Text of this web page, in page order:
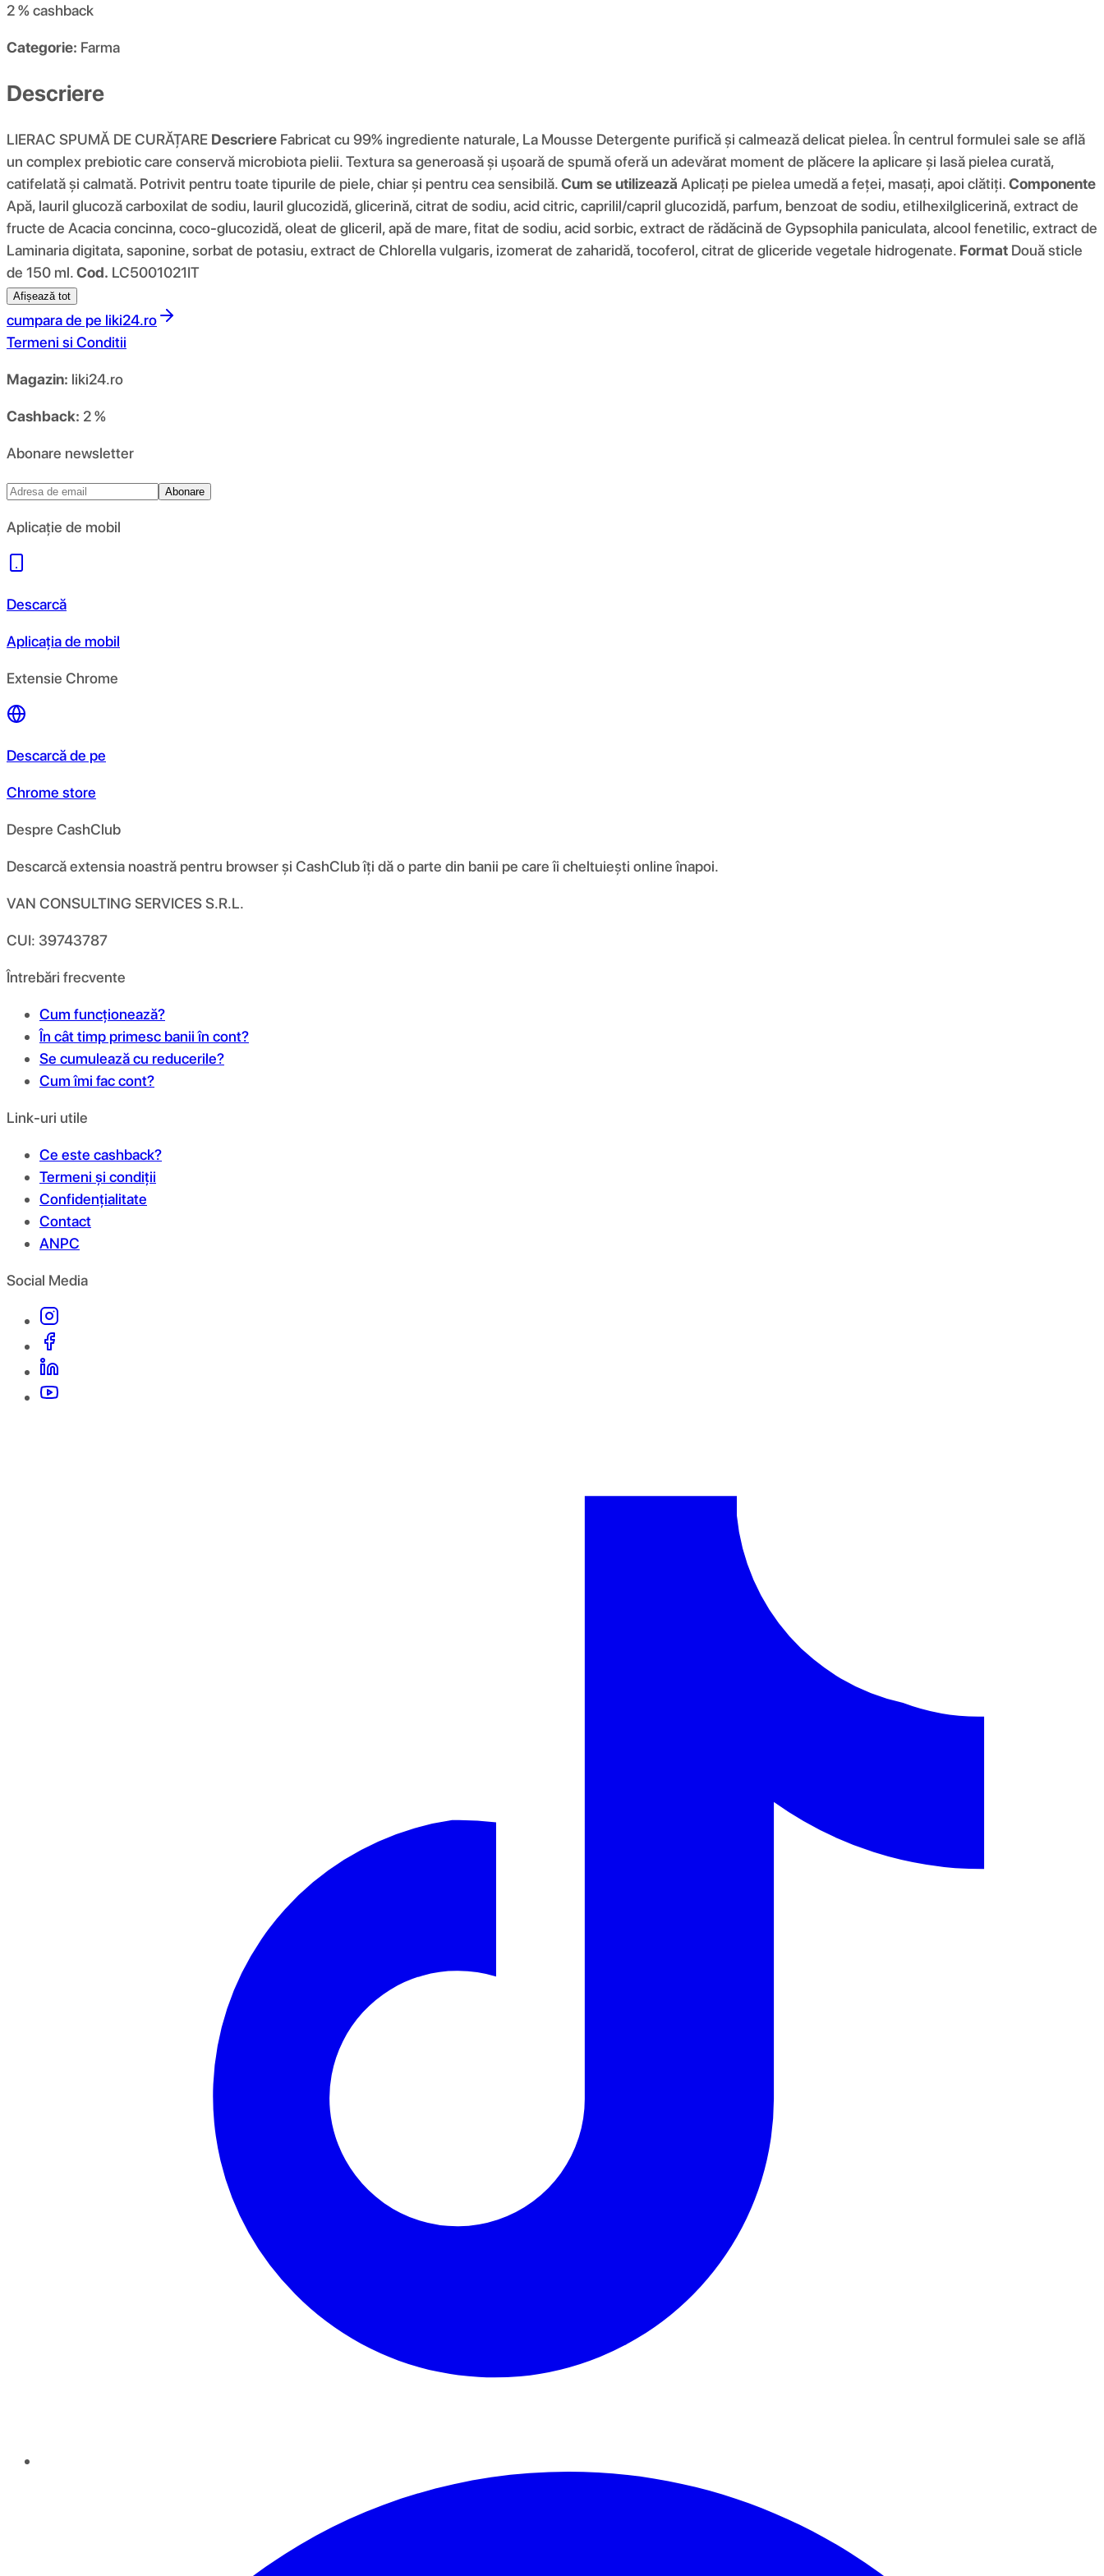
2 %cashback
Categorie: Farma
Descriere
LIERAC SPUMĂ DE CURĂȚARE Descriere Fabricat cu 99% ingrediente naturale, La Mousse Detergente purifică și calmează delicat pielea. În centrul formulei sale se află
un complex prebiotic care conservă microbiota pielii. Textura sa generoasă și ușoară de spumă oferă un adevărat moment de plăcere la aplicare și lasă pielea curată,
catifelată și calmată. Potrivit pentru toate tipurile de piele, chiar și pentru cea sensibilă.Cum se utilizează Aplicați pe pielea umedă a feței, masați, apoi clătiți.Componente
Apă, lauril glucoză carboxilat de sodiu, lauril glucozidă, glicerină, citrat de sodiu, acid citric, caprilil/capril glucozidă, parfum, benzoat de sodiu, etilhexilglicerină, extract de
fructe de Acacia concinna, coco-glucozidă, oleat de gliceril, apă de mare, fitat de sodiu, acid sorbic, extract de rădăcină de Gypsophila paniculata, alcool fenetilic, extract de
Laminaria digitata, saponine, sorbat de potasiu, extract de Chlorella vulgaris, izomerat de zaharidă, tocoferol, citrat de gliceride vegetale hidrogenate. Format Două sticle
de 150 ml.Cod. LC5001021IT
Afișează tot
cumpara de pe liki24.ro
Termeni si Conditii
Magazin: liki24.ro
Cashback: 2 %
Abonare newsletter
Abonare
Aplicație de mobil
Descarcă
Aplicația de mobil
Extensie Chrome
Descarcă de pe
Chrome store
Despre CashClub
Descarcă extensia noastră pentru browser și CashClub îți dă o parte din banii pe care îi cheltuiești online înapoi.
VAN CONSULTING SERVICES S.R.L.
CUI: 39743787
Întrebări frecvente
Cum funcționează?
În cât timp primesc banii în cont?
Se cumulează cu reducerile?
Cum îmi fac cont?
Link-uri utile
Ce este cashback?
Termeni și condiții
Confidențialitate
Contact
ANPC
Social Media